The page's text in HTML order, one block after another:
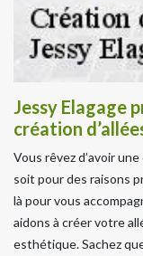
Jessy Elagage
création
Vous rêvez d’avoir
soit pour des raisons
là pour vous
aidons à créer votre
esthétique. Sachez